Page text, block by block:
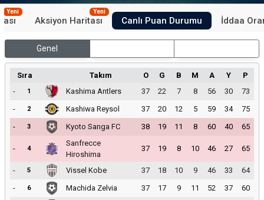
Yeni
Aksiyon Haritası
Yeni
Canlı Puan Durumu İddaa
Genel
Sıra Takım O G B M A Y
P
-
1 Kashima Antlers 37 22 7 8 56 30
73
-
2 Kashiwa Reysol 37 20 12 5 59 34
75
-
3 Kyoto Sanga FC 38 19 11 8 60 40 65
- 4
Sanfrecce
Hiroshima
37 19 8 10 46 27 65
- 5 Vissel Kobe 37 18 10 9 46 33
64
-
6 Machida Zelvia 37 17 9 11 52 37
60